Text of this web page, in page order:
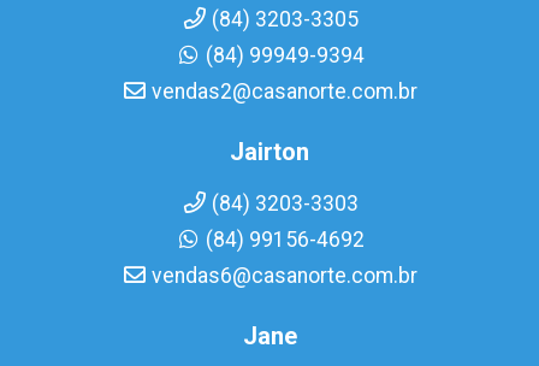
(84) 3203-3305
(84) 99949-9394
vendas2@casanorte.com.br
Jairton
(84) 3203-3303
(84) 99156-4692
vendas6@casanorte.com.br
Jane